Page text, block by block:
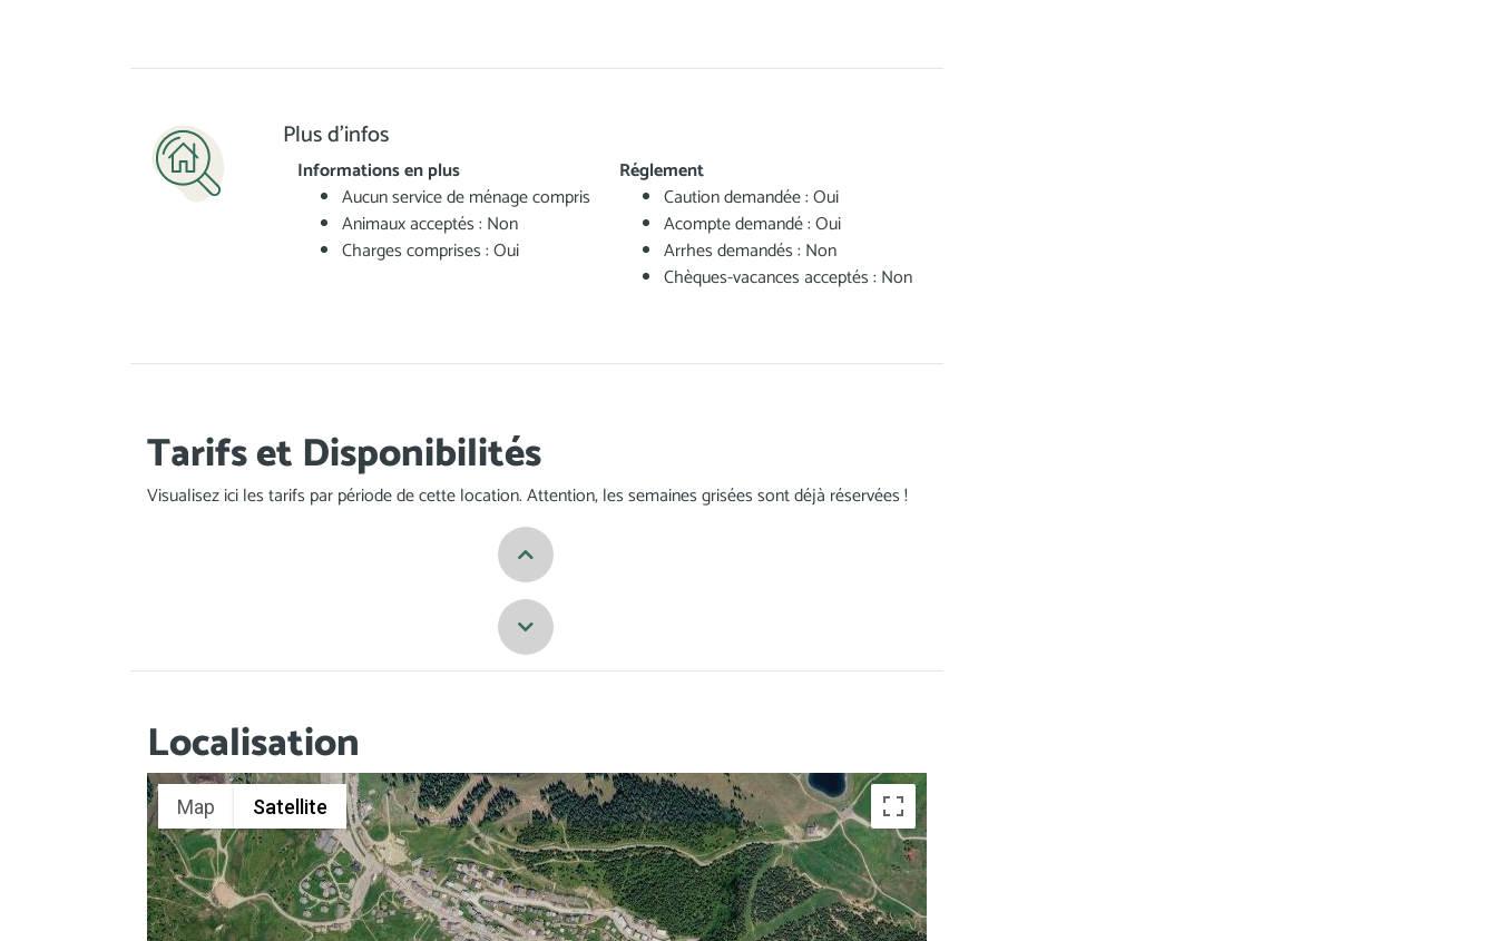
Plus d'infos
Informations en plus
Aucun service de ménage compris
Animaux acceptés : Non
Charges comprises : Oui
Réglement
Caution demandée : Oui
Acompte demandé : Oui
Arrhes demandés : Non
Chèques-vacances acceptés : Non
Tarifs et Disponibilités
Visualisez ici les tarifs par période de cette location. Attention, les semaines grisées sont déjà réservées !
Previous
Next
Localisation
Map Satellite